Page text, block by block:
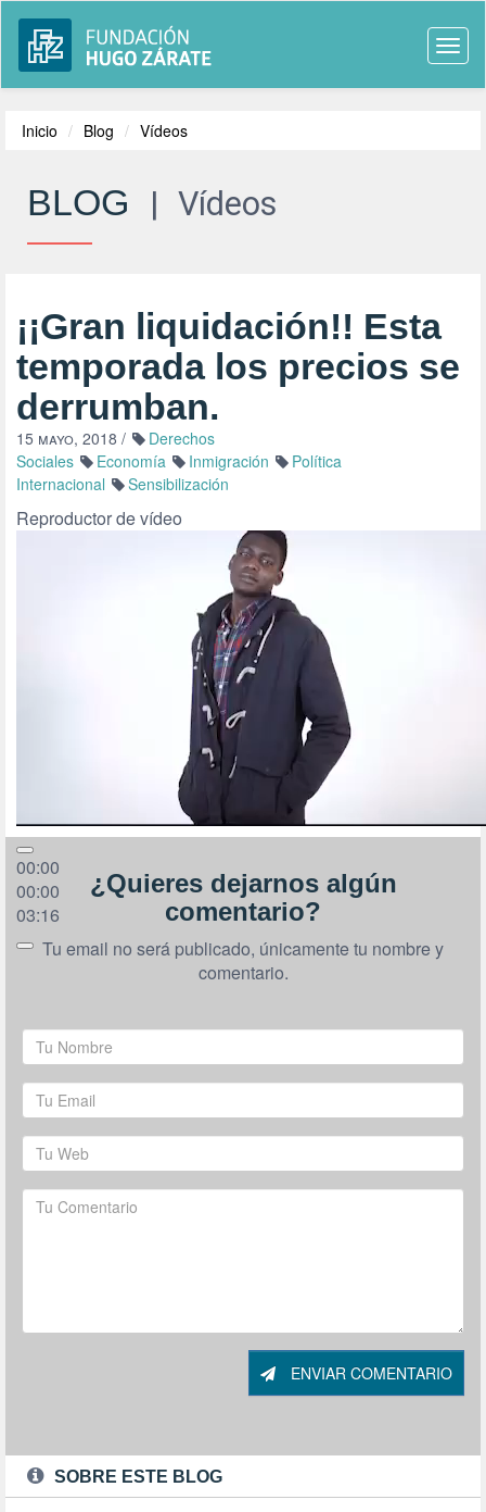
Inicio Blog Vídeos
BLOG | Vídeos
¡¡Gran liquidación!! Esta
temporada los precios se
derrumban.
15 mayo, 2018 /
Derechos
Sociales
Economía Inmigración
Política
Internacional
Sensibilización
Reproductor de vídeo
00:00
00:00
03:16
¿Quieres dejarnos algún
comentario?
Tu email no será publicado, únicamente tu nombre y
comentario.
ENVIAR COMENTARIO
SOBRE ESTE BLOG